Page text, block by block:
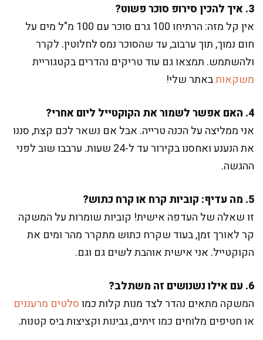
3. איך להכין סירופ סוכר פשוט?
אין קל מזה: הרתיחו 100 גרם סוכר עם 100 מ"ל מים על
חום נמוך, תוך ערבוב, עד שהסוכר נמס לחלוטין. לקרר
ולהשתמש. תמצאו גם עוד טריקים נהדרים בקטגוריית
משקאותבאתר שלי!
4. האם אפשר לשמור את הקוקטייל ליום אחרי?
אני ממליצה על הכנה טרייה. אבל אם נשאר לכם קצת, סננו
את הנענע ואחסנו בקירור עד ל-24 שעות. ערבבו שוב לפני
ההגשה.
5. מה עדיף: קוביות קרח או קרח כתוש?
זו שאלה של העדפה אישית! קוביות שומרות על המשקה
קר לאורך זמן, בעוד שקרח כתוש מתקרר מהר ומים את
הקוקטייל. אני אישית אוהבת לשים גם וגם.
6. עם אילו נשנושים זה משתלב?
המשקה מתאים נהדר לצד מנות קלות כמוסלטים מרעננים
או חטיפים מלוחים כמו זיתים, גבינות וקציצות ביס קטנות.